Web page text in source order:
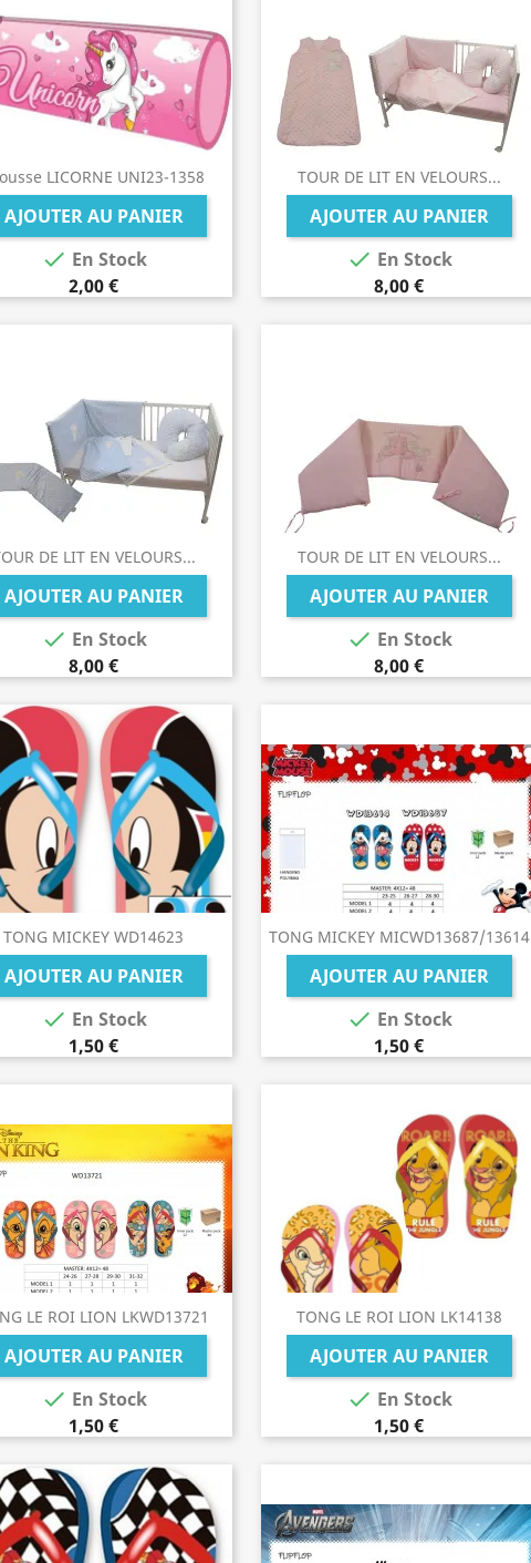
LICORNE UNI23-1358
AJOUTER AU PANIER
 En Stock
2,00 €
TOUR DE LIT EN VELOURS...
AJOUTER AU PANIER
 En Stock
8,00 €
DE LIT EN VELOURS...
AJOUTER AU PANIER
 En Stock
8,00 €
TOUR DE LIT EN VELOURS...
AJOUTER AU PANIER
 En Stock
8,00 €
TONG MICKEY WD14623
AJOUTER AU PANIER
 En Stock
1,50 €
TONG MICKEY MICWD13687/13614
AJOUTER AU PANIER
 En Stock
1,50 €
LE ROI LION LKWD13721
AJOUTER AU PANIER
 En Stock
1,50 €
TONG LE ROI LION LK14138
AJOUTER AU PANIER
 En Stock
1,50 €